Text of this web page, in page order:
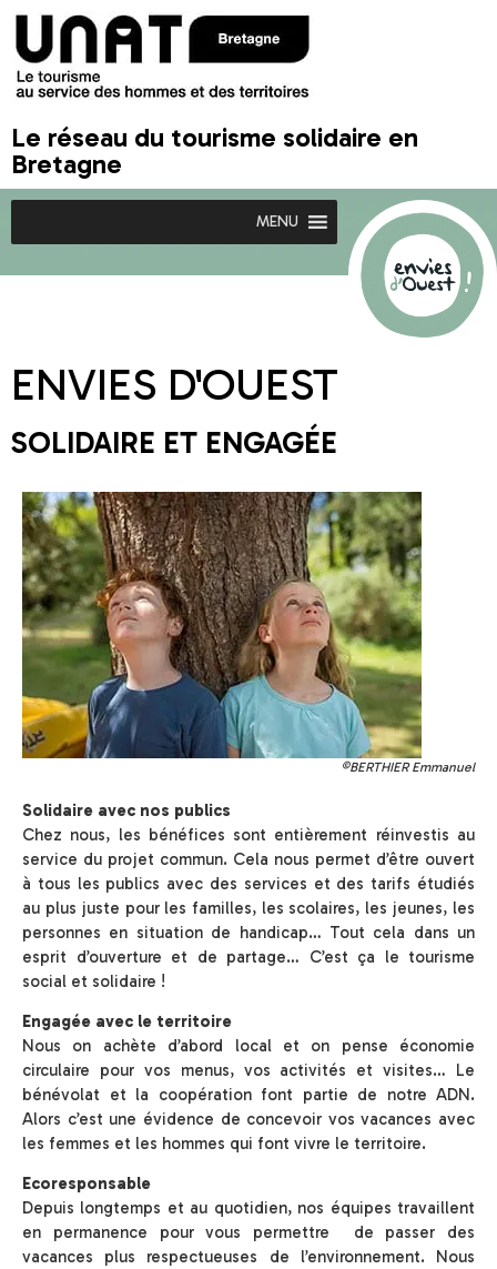
Le réseau du tourisme solidaire en
Bretagne
MENU
ENVIES D'OUEST
SOLIDAIRE ET ENGAGÉE
©BERTHIER Emmanuel
Solidaire avec nos publics
Chez nous, les bénéfices sont entièrement réinvestis au
service du projet commun. Cela nous permet d’être ouvert
à tous les publics avec des services et des tarifs étudiés
au plus juste pour les familles, les scolaires, les jeunes, les
personnes en situation de handicap… Tout cela dans un
esprit d’ouverture et de partage… C’est ça le tourisme
social et solidaire !
Engagée avec le territoire
Nous on achète d’abord local et on pense économie
circulaire pour vos menus, vos activités et visites… Le
bénévolat et la coopération font partie de notre ADN.
Alors c’est une évidence de concevoir vos vacances avec
les femmes et les hommes qui font vivre le territoire.
Ecoresponsable
Depuis longtemps et au quotidien, nos équipes travaillent
en permanence pour vous permettre de passer des
vacances plus respectueuses de l’environnement. Nous